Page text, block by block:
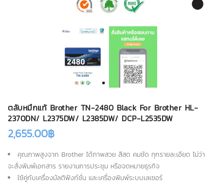
ตลับหมึกแท้ Brother TN-2480 Black For Brother HL-
2370DN/ L2375DW/ L2385DW/ DCP-L2535DW
2,655.00฿
คุณภาพสูงจาก Brother ได้ภาพสวย สีสด คมชัด ทุกรายละเอียด ไม่ว่า
จะสั่งพิมพ์เอกสาร รายงานการประชุม หรือจดหมายธุรกิจ
ใช้คู่กับเครื่องมัลติฟังก์ชั่น และเครื่องพิมพ์ระบบเลเซอร์